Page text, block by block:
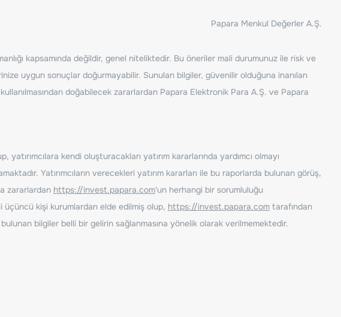
Papara Menkul Değerler A.Ş.
kapsamında değildir, genel niteliktedir. Bu öneriler mali durumunuz ile risk ve
uygun sonuçlar doğurmayabilir. Sunulan bilgiler, güvenilir olduğuna inanılan
doğabilecek zararlardan Papara Elektronik Para A.Ş. ve Papara
kendi oluşturacakları yatırım kararlarında yardımcı olmayı
Yatırımcıların verecekleri yatırım kararları ile bu raporlarda bulunan görüş,
zararlardan https://invest.papara.com'un herhangi bir sorumluluğu
kişi kurumlardan elde edilmiş olup, https://invest.papara.com tarafından
bilgiler belli bir gelirin sağlanmasına yönelik olarak verilmemektedir.